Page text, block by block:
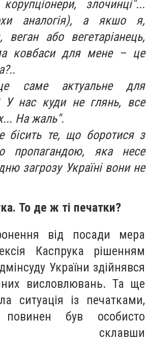
злочинці"...
аналогія), а якшо я,
веган або вегетаріанець,
ковбаси для мене – це
саме актуальне для
У нас куди не глянь, все
На жаль".
бісить те, що боротися з
пропагандою, яка несе
загрозу Україні вони не
То де ж ті печатки?
від посади мера
Каспрука рішенням
України здійнявся
висловлювань. Та ще
ситуація із печатками,
був особисто
склавши